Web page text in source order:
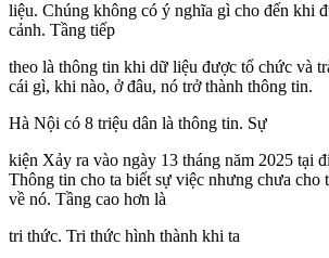
liệu. Chúng không có ý nghĩa gì cho đến khi
cảnh. Tầng tiếp
theo là thông tin khi dữ liệu được tổ chức và
cái gì, khi nào, ở đâu, nó trở thành thông tin.
Hà Nội có 8 triệu dân là thông tin. Sự
kiện Xảy ra vào ngày 13 tháng năm 2025 tại
Thông tin cho ta biết sự việc nhưng chưa cho
về nó. Tầng cao hơn là
tri thức. Tri thức hình thành khi ta